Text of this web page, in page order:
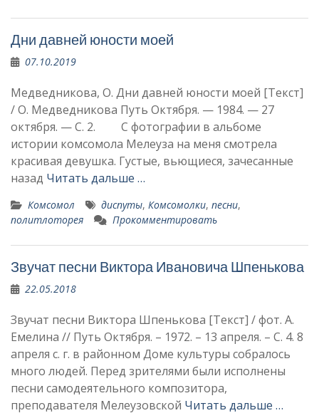
Дни давней юности моей
07.10.2019
Медведникова, О. Дни давней юности моей [Текст]
/ О. Медведникова Путь Октября. — 1984. — 27
октября. — С. 2. С фотографии в альбоме
истории комсомола Мелеуза на меня смотрела
красивая девушка. Густые, вьющиеся, зачесанные
назад Читать дальше …
Комсомол диспуты, Комсомолки, песни,
политлоторея
Прокомментировать
Звучат песни Виктора Ивановича Шпенькова
22.05.2018
Звучат песни Виктора Шпенькова [Текст] / фот. А.
Емелина // Путь Октября. – 1972. – 13 апреля. – С. 4. 8
апреля с. г. в районном Доме культуры собралось
много людей. Перед зрителя­ми были исполнены
песни самодеятельного композито­ра,
преподавателя Мелеузовской Читать дальше …